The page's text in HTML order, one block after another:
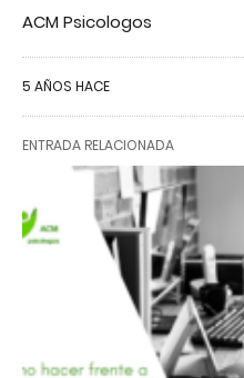
ACM Psicologos
5 AÑOS HACE
ENTRADA RELACIONADA